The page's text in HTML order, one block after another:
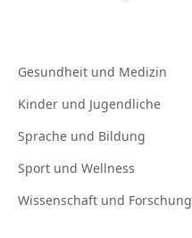
Gesundheit und Medizin
Kinder und Jugendliche
Sprache und Bildung
Sport und Wellness
Wissenschaft und Forschung